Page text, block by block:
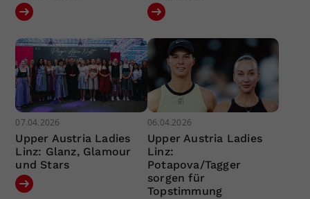
07.04.2026
Upper Austria Ladies
Linz: Glanz, Glamour
und Stars
06.04.2026
Upper Austria Ladies
Linz:
Potapova/Tagger
sorgen für
Topstimmung